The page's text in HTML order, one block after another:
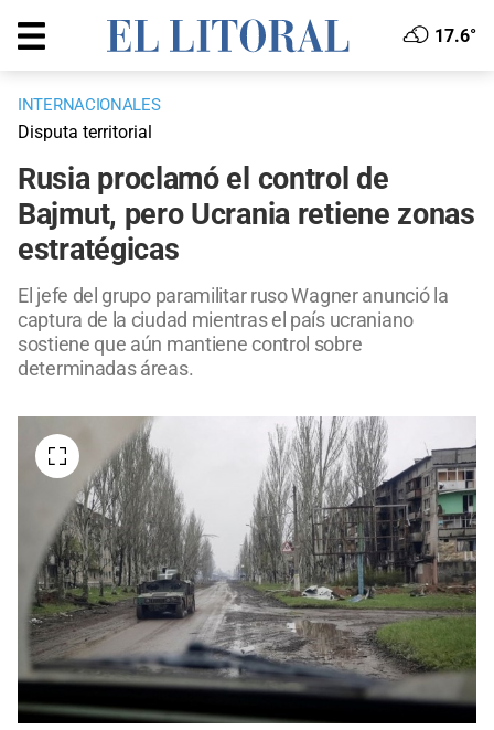
17.6°
INTERNACIONALES
Disputa territorial
Rusia proclamó el control de
Bajmut, pero Ucrania retiene zonas
estratégicas
El jefe del grupo paramilitar ruso Wagner anunció la
captura de la ciudad mientras el país ucraniano
sostiene que aún mantiene control sobre
determinadas áreas.